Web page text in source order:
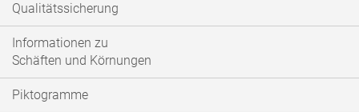
Qualitätssicherung
Informationen zu
Schäften und Körnungen
Piktogramme